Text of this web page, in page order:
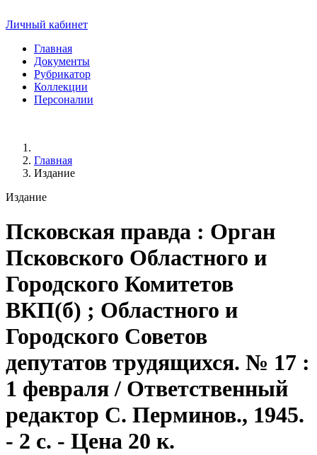
Личный кабинет
Главная
Документы
Рубрикатор
Коллекции
Персоналии
Главная
Издание
Издание
Псковская правда : Орган
Псковского Областного и
Городского Комитетов
ВКП(б) ; Областного и
Городского Советов
депутатов трудящихся. № 17 :
1 февраля / Ответственный
редактор С. Перминов., 1945.
- 2 с. - Цена 20 к.